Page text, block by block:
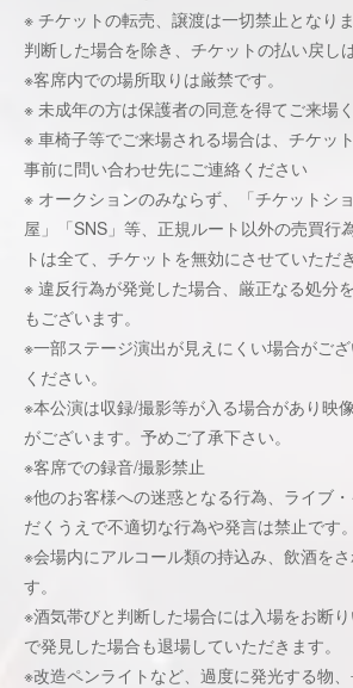
※ チケットの転売、譲渡は⼀切禁⽌となり
判断した場合を除き、チケットの払い戻し
※客席内での場所取りは厳禁です。
※ 未成年の⽅は保護者の同意を得てご来場く
※ ⾞椅⼦等でご来場される場合は、チケッ
事前に問い合わせ先にご連絡ください
※ オークションのみならず、「チケットシ
屋」「SNS」等、正規ルート以外の売買⾏
トは全て、チケットを無効にさせていただき
※ 違反⾏為が発覚した場合、厳正なる処分
もございます。
※⼀部ステージ演出が⾒えにくい場合がご
ください。
※本公演は収録/撮影等が⼊る場合があり映
がございます。予めご了承下さい。
※客席での録⾳/撮影禁⽌
※他のお客様への迷惑となる⾏為、ライブ
だくうえで不適切な⾏為や発⾔は禁⽌です。
※会場内にアルコール類の持込み、飲酒を
す。
※酒気帯びと判断した場合には⼊場をお断
で発⾒した場合も退場していただきます。
※改造ペンライトなど、過度に発光する物